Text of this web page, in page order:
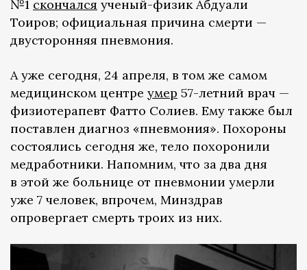
№1 скончался ученый-физик Абдуали
Тоиров; официальная причина смерти —
двусторонняя пневмония.
А уже сегодня, 24 апреля, в том же самом
медицинском центре умер 57-летний врач —
физиотерапевт Фатто Солиев. Ему также был
поставлен диагноз «пневмония». Похороны
состоялись сегодня же, тело похоронили
медработники. Напомним, что за два дня
в этой же больнице от пневмонии умерли
уже 7 человек, впрочем, Минздрав
опровергает смерть троих из них.